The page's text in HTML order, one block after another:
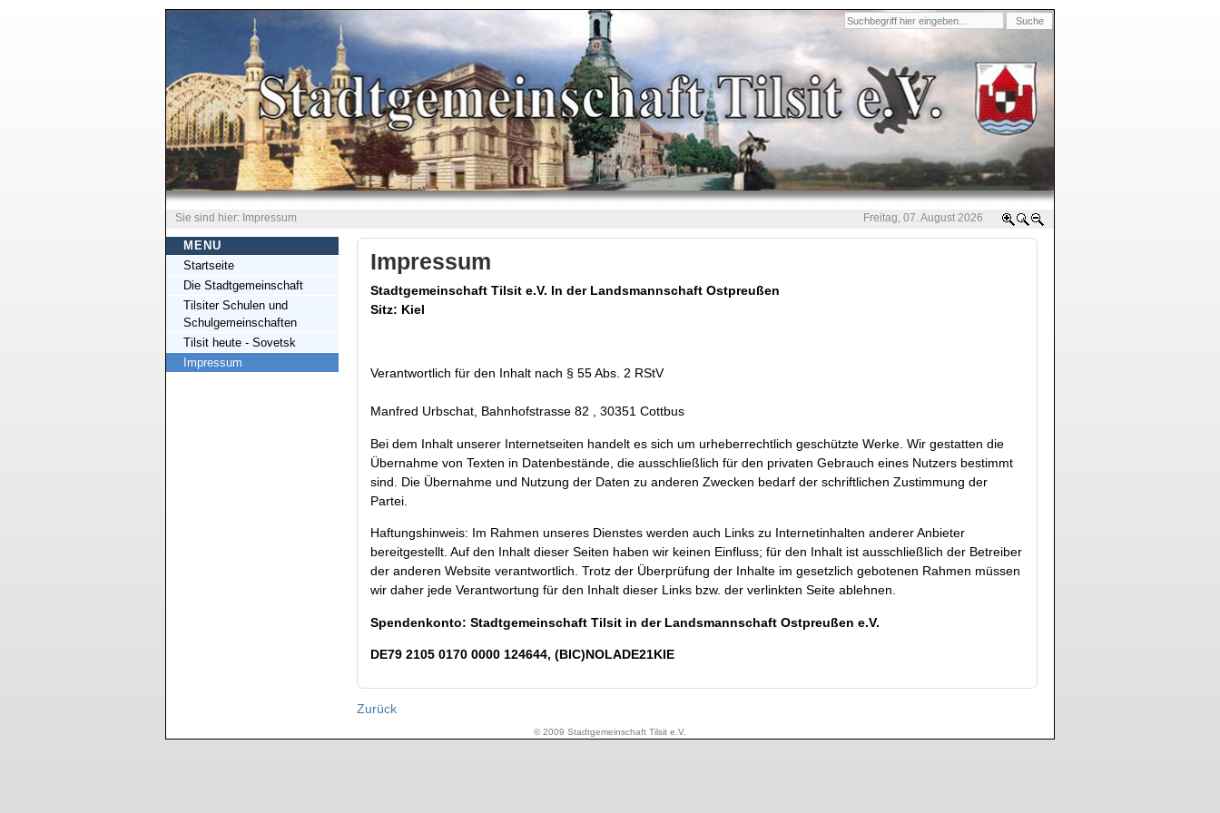
Sie sind hier: Impressum Freitag, 07. August 2026
MENU
Startseite
Die Stadtgemeinschaft
Tilsiter Schulen und
Schulgemeinschaften
Tilsit heute - Sovetsk
Impressum
Impressum
Stadtgemeinschaft Tilsit e.V. In der Landsmannschaft Ostpreußen
Sitz: Kiel
Verantwortlich für den Inhalt nach § 55 Abs. 2 RStV
Manfred Urbschat, Bahnhofstrasse 82 , 30351 Cottbus
Bei dem Inhalt unserer Internetseiten handelt es sich um urheberrechtlich geschützte Werke. Wir gestatten die
Übernahme von Texten in Datenbestände, die ausschließlich für den privaten Gebrauch eines Nutzers bestimmt
sind. Die Übernahme und Nutzung der Daten zu anderen Zwecken bedarf der schriftlichen Zustimmung der
Partei.
Haftungshinweis: Im Rahmen unseres Dienstes werden auch Links zu Internetinhalten anderer Anbieter
bereitgestellt. Auf den Inhalt dieser Seiten haben wir keinen Einfluss; für den Inhalt ist ausschließlich der Betreiber
der anderen Website verantwortlich. Trotz der Überprüfung der Inhalte im gesetzlich gebotenen Rahmen müssen
wir daher jede Verantwortung für den Inhalt dieser Links bzw. der verlinkten Seite ablehnen.
Spendenkonto: Stadtgemeinschaft Tilsit in der Landsmannschaft Ostpreußen e.V.
DE79 2105 0170 0000 124644, (BIC)NOLADE21KIE
Zurück
© 2009 Stadtgemeinschaft Tilsit e.V.